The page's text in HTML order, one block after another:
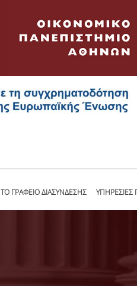
ΤΟ ΓΡΑΦΕΙΟ ΔΙΑΣΥΝΔΕΣΗΣ ΥΠΗΡΕΣΙΕΣ